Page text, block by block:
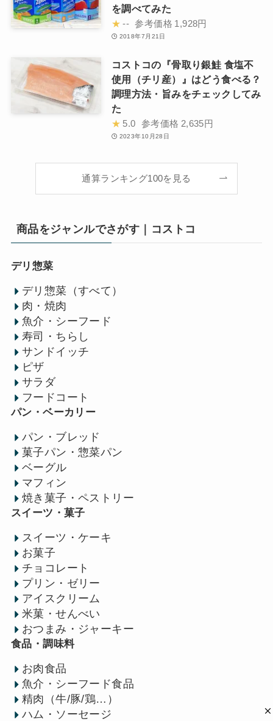
を調べてみた
★ -- 参考価格 1,928円
2018年7月21日
コストコの『骨取り銀鮭 食塩不
使用（チリ産）』はどう食べる？
調理方法・旨みをチェックしてみ
た
★ 5.0 参考価格 2,635円
2023年10月28日
通算ランキング100を見る
商品をジャンルでさがす｜コストコ
デリ惣菜
デリ惣菜（すべて）
肉・焼肉
魚介・シーフード
寿司・ちらし
サンドイッチ
ピザ
サラダ
フードコート
パン・ベーカリー
パン・ブレッド
菓子パン・惣菜パン
ベーグル
マフィン
焼き菓子・ペストリー
スイーツ・菓子
スイーツ・ケーキ
お菓子
チョコレート
プリン・ゼリー
アイスクリーム
米菓・せんべい
おつまみ・ジャーキー
食品・調味料
お肉食品
魚介・シーフード食品
精肉（牛/豚/鶏…）
ハム・ソーセージ